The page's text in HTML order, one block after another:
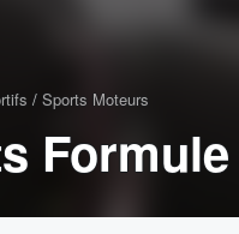
/ Sports Moteurs
Formule